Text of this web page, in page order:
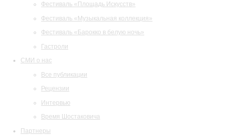
Фестиваль «Площадь Искусств»
Фестиваль «Музыкальная коллекция»
Фестиваль «Барокко в белую ночь»
Гастроли
СМИ о нас
Все публикации
Рецензии
Интервью
Время Шостаковича
Партнеры